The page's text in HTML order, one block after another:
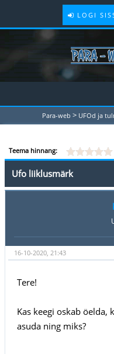
LOGI
Para-web > UFOd ja
Teema hinnang:
Ufo liiklusmärk
16-10-2020, 21:43
Tere!
Kas keegi oskab öelda,
asuda ning miks?